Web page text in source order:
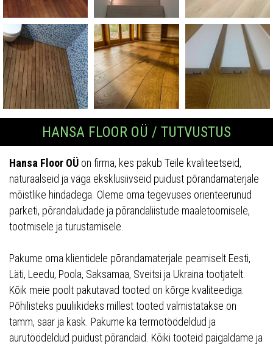
HANSA FLOOR OÜ / TUTVUSTUS
Hansa Floor OÜ on firma, kes pakub Teile kvaliteetseid,
naturaalseid ja väga eksklusiivseid puidust põrandamaterjale
mõistlike hindadega. Oleme oma tegevuses orienteerunud
parketi, põrandaludade ja põrandaliistude maaletoomisele,
tootmisele ja turustamisele.
Pakume oma klientidele põrandamaterjale peamiselt Eesti,
Läti, Leedu, Poola, Saksamaa, Sveitsi ja Ukraina tootjatelt.
Kõik meie poolt pakutavad tooted on kõrge kvaliteediga.
Põhilisteks puuliikideks millest tooted valmistatakse on
tamm, saar ja kask. Pakume ka termotöödeldud ja
aurutöödeldud puidust põrandaid. Kõiki tooteid paigaldame ja